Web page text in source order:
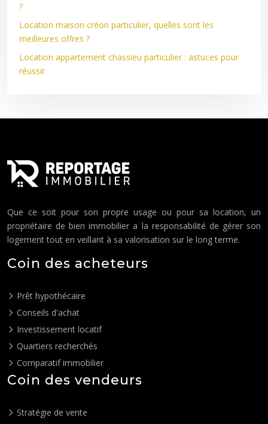
?
Location maison créon particulier, quelles sont les
meilleures offres ?
Location appartement chassieu particulier : astuces pour
réussir
Que ce soit pour son propre usage ou pour sa location, un
propriétaire de bien immobilier a la responsabilité de gérer son
logement tout en veillant à sa valorisation sur le long terme.
Coin des acheteurs
Prêt hypothécaire
Conseils d'achat
Investissement locatif
Quartiers recherchés
Comparatif immobilier
Coin des vendeurs
Stratégie de vente